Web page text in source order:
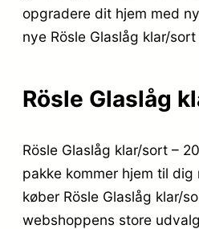
opgradere dit hjem med
nye Rösle Glaslåg klar/
Rösle Glaslåg
Rösle Glaslåg klar/sort –
pakke kommer hjem til
køber Rösle Glaslåg klar/
webshoppens store